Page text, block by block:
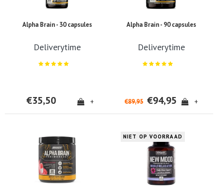
Alpha Brain - 30 capsules
Deliverytime
€35,50 +
Alpha Brain - 90 capsules
Deliverytime
€89,95 €94,95 +
NIET OP VOORRAAD